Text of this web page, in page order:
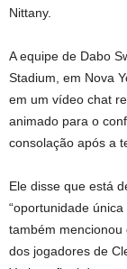
Nittany.
A equipe de Dabo
Stadium, em Nova
em um vídeo chat
animado para o
consolação após a
Ele disse que está
“oportunidade
também
dos jogadores de